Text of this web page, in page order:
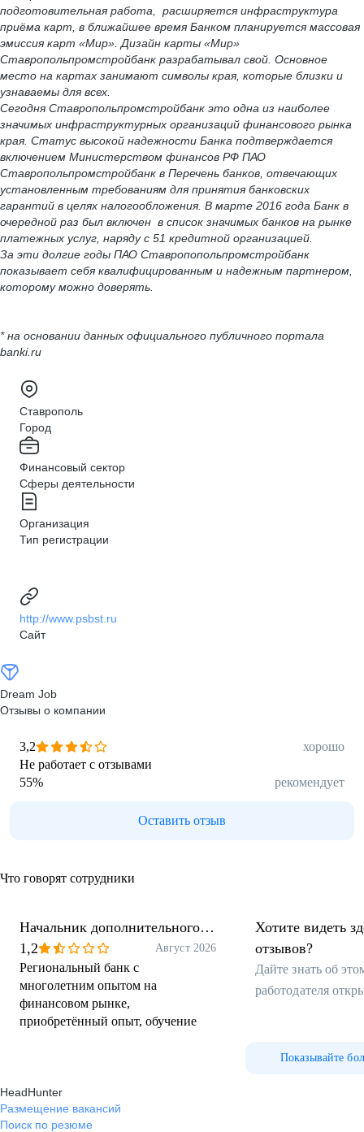
подготовительная работа, расширяется инфраструктура
приёма карт, в ближайшее время Банком планируется массовая
эмиссия карт «Мир». Дизайн карты «Мир»
Ставропольпромстройбанк разрабатывал свой. Основное
место на картах занимают символы края, которые близки и
узнаваемы для всех.
Сегодня Ставропольпромстройбанк это одна из наиболее
значимых инфраструктурных организаций финансового рынка
края. Статус высокой надежности Банка подтверждается
включением Министерством финансов РФ ПАО
Ставропольпромстройбанк в Перечень банков, отвечающих
установленным требованиям для принятия банковских
гарантий в целях налогообложения. В марте 2016 года Банк в
очередной раз был включен в список значимых банков на рынке
платежных услуг, наряду с 51 кредитной организацией.
За эти долгие годы ПАО Ставропопольпромстройбанк
показывает себя квалифицированным и надежным партнером,
которому можно доверять.
* на основании данных официального публичного портала
banki.ru
Ставрополь
Город
Финансовый сектор
Сферы деятельности
Организация
Тип регистрации
http://www.psbst.ru
Сайт
Dream Job
Отзывы о компании
3,2
хорошо
Не работает с отзывами
55% рекомендует
Оставить отзыв
Что говорят сотрудники
Начальник дополнительного
офиса
1,2 Август 2026
Региональный банк с
многолетним опытом на
финансовом рынке,
приобретённый опыт, обучение
Хотите видеть
отзывов?
Дайте знать об
работодателя
Показывайте
HeadHunter
Размещение вакансий
Поиск по резюме